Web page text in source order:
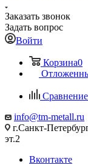
Заказать звонок
Задать вопрос
Войти
Корзина0
info@tm-metall.ru
г.Санкт-
эт.2
Вконтакте